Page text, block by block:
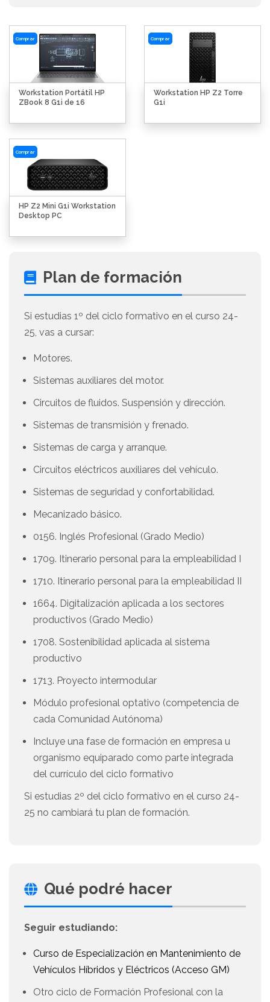
Comprar
Workstation Portátil HP
ZBook 8 G1i de 16
Comprar
Workstation HP Z2 Torre
G1i
Comprar
HP Z2 Mini G1i Workstation
Desktop PC
Plan de formación
Si estudias 1º del ciclo formativo en el curso 24-
25, vas a cursar:
Motores.
Sistemas auxiliares del motor.
Circuitos de fluidos. Suspensión y dirección.
Sistemas de transmisión y frenado.
Sistemas de carga y arranque.
Circuitos eléctricos auxiliares del vehículo.
Sistemas de seguridad y confortabilidad.
Mecanizado básico.
0156. Inglés Profesional (Grado Medio)
1709. Itinerario personal para la empleabilidad I
1710. Itinerario personal para la empleabilidad II
1664. Digitalización aplicada a los sectores
productivos (Grado Medio)
1708. Sostenibilidad aplicada al sistema
productivo
1713. Proyecto intermodular
Módulo profesional optativo (competencia de
cada Comunidad Autónoma)
Incluye una fase de formación en empresa u
organismo equiparado como parte integrada
del currículo del ciclo formativo
Si estudias 2º del ciclo formativo en el curso 24-
25 no cambiará tu plan de formación.
Qué podré hacer
Seguir estudiando:
Curso de Especialización en Mantenimiento de
Vehículos Híbridos y Eléctricos (Acceso GM)
Otro ciclo de Formación Profesional con la